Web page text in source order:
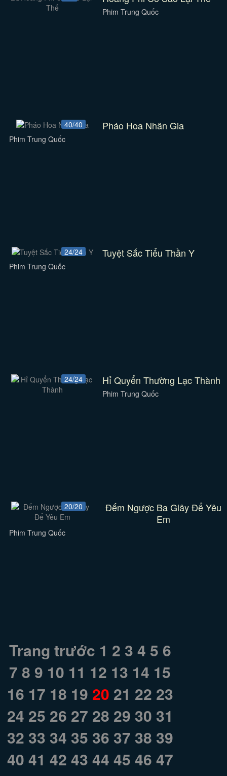
Phim Trung Quốc
40/40 Pháo Hoa Nhân Gia
Phim Trung Quốc
24/24 Tuyệt Sắc Tiểu Thần Y
Phim Trung Quốc
24/24 Hỉ Quyển Thường Lạc Thành
Phim Trung Quốc
20/20
Đếm Ngược Ba Giây Để Yêu
Em
Phim Trung Quốc
Trang trước 1 2 3 4 5 6
7 8 9 10 11 12 13 14 15
16 17 18 19 20 21 22 23
24 25 26 27 28 29 30 31
32 33 34 35 36 37 38 39
40 41 42 43 44 45 46 47